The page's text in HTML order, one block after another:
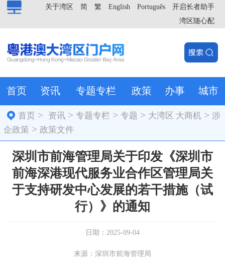
开启长者助手
Português
English
繁
简
关于湾区
湾区随心配
首页 资讯 专题专栏 政策 办事 城市
首页 > 资讯 >专题专栏 >专题 > 大湾区 大商机 >涉
企政策 > 政策文件
深圳市前海管理局关于印发《深圳市
前海深港现代服务业合作区管理局关
于支持研发中心发展的若干措施（试
行）》的通知
日期：2025-09-04
来源：深圳市前海管理局